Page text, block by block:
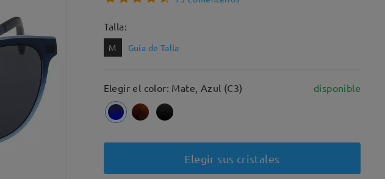
Talla:
M Guía de Talla
Elegir el color: Mate, Azul (C3) disponible
Elegir sus cristales